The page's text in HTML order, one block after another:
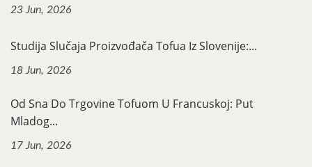
23 Jun, 2026
Studija Slučaja Proizvođača Tofua Iz Slovenije:...
18 Jun, 2026
Od Sna Do Trgovine Tofuom U Francuskoj: Put
Mladog...
17 Jun, 2026